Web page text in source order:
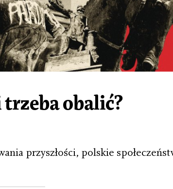
obalić?
przyszłości, polskie